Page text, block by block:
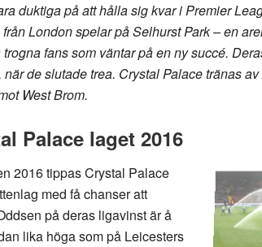
duktiga på att hålla sig kvar i Premier
London spelar på Selhurst Park – en
fans som väntar på en ny succé.
när de slutade trea. Crystal Palace tränas
West Brom.
Palace laget 2016
2016 tippas Crystal Palace
med få chanser att
på deras ligavinst är å
lika höga som på Leicesters